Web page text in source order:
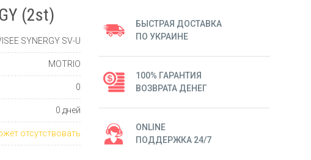
(2st)
SYNERGY SV-U
MOTRIO
0
0 дней
отсутствовать
БЫСТРАЯ ДОСТАВКА
ПО УКРАИНЕ
100% ГАРАНТИЯ
ВОЗВРАТА ДЕНЕГ
ONLINE
ПОДДЕРЖКА 24/7